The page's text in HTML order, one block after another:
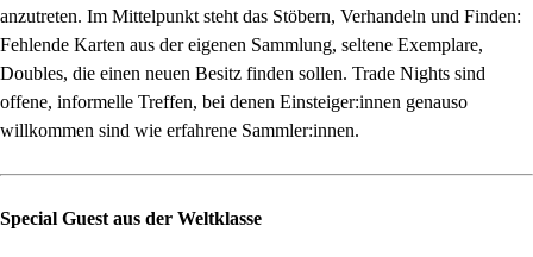
anzutreten. Im Mittelpunkt steht das Stöbern, Verhandeln und Finden:
Fehlende Karten aus der eigenen Sammlung, seltene Exemplare,
Doubles, die einen neuen Besitz finden sollen. Trade Nights sind
offene, informelle Treffen, bei denen Einsteiger:innen genauso
willkommen sind wie erfahrene Sammler:innen.
Special Guest aus der Weltklasse